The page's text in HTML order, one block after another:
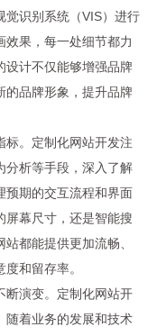
觉识别系统（VIS）进行
效果，每一处细节都力
设计不仅能够增强品牌
的品牌形象，提升品牌
标。定制化网站开发注
分析等手段，深入了解
预期的交互流程和界面
屏幕尺寸，还是智能搜
都能提供更加流畅、
和留存率。
断演变。定制化网站开
随着业务的发展和技术